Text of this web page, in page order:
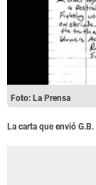
Foto: La Prensa
La carta que envió